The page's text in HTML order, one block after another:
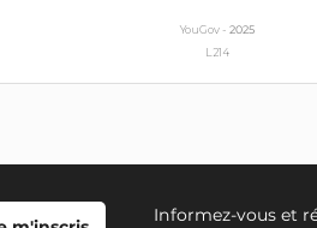
YouGov - 2025
L214
Informez-vous et